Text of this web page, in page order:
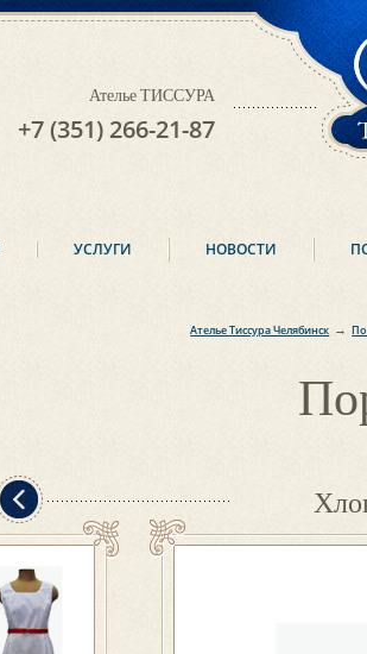
Ателье Тиссура Челябинск →
Ателье ТИССУРА
+7 (351) 266-21-87
УСЛУГИ НОВОСТИ